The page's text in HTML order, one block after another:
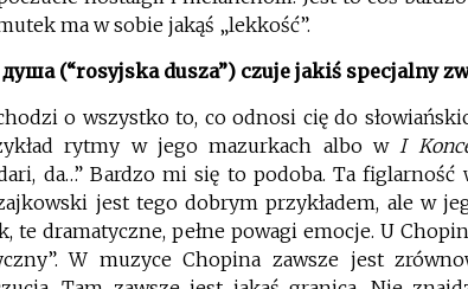
ma w sobie jakąś „lekkość”.
душа(“rosyjska dusza”) czuje jakiś specjalny
o wszystko to, co odnosi cię do
rytmy w jego mazurkach albo wI
da…” Bardzo mi się to podoba. Ta
jest tego dobrym przykładem, ale w
te dramatyczne, pełne powagi emocje. U
W muzyce Chopina zawsze jest